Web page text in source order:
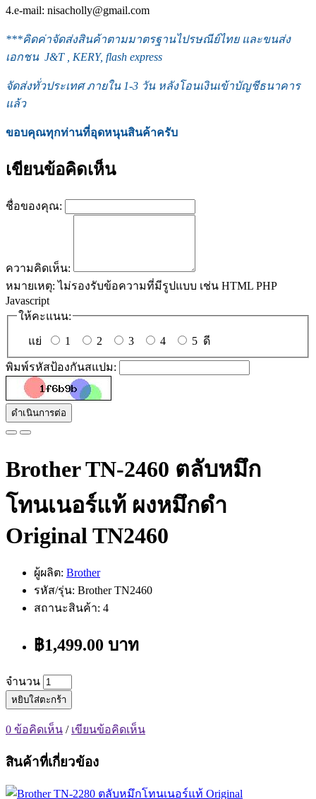
4.e-mail: nisacholly@gmail.com
***คิดค่าจัดส่งสินค้าตามมาตรฐานไปรษณีย์ไทย และขนส่ง
เอกชน J&T , KERY, flash express
จัดส่งทั่วประเทศ ภายใน 1-3 วัน หลังโอนเงินเข้าบัญชีธนาคาร
แล้ว
ขอบคุณทุกท่านที่อุดหนุนสินค้าครับ
เขียนข้อคิดเห็น
ชื่อของคุณ:
ความคิดเห็น:
หมายเหตุ: ไม่รองรับข้อความที่มีรูปแบบ เช่น HTML PHP
Javascript
ให้คะแนน:
แย่ 1 2 3 4 5 ดี
พิมพ์รหัสป้องกันสแปม:
ดำเนินการต่อ
Brother TN-2460 ตลับหมึก
โทนเนอร์แท้ ผงหมึกดำ
Original TN2460
ผู้ผลิต: Brother
รหัส/รุ่น: Brother TN2460
สถานะสินค้า: 4
฿1,499.00 บาท
จำนวน
หยิบใส่ตะกร้า
0 ข้อคิดเห็น / เขียนข้อคิดเห็น
สินค้าที่เกี่ยวข้อง